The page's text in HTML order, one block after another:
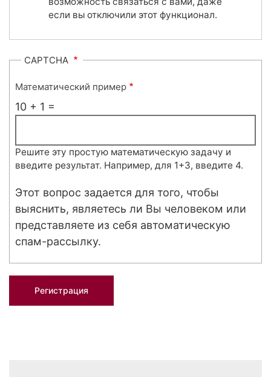
если вы отключили этот функционал.
CAPTCHA
Математический пример
10 + 1 =
Решите эту простую математическую задачу и
введите результат. Например, для 1+3, введите 4.
Этот вопрос задается для того, чтобы
выяснить, являетесь ли Вы человеком или
представляете из себя автоматическую
спам-рассылку.